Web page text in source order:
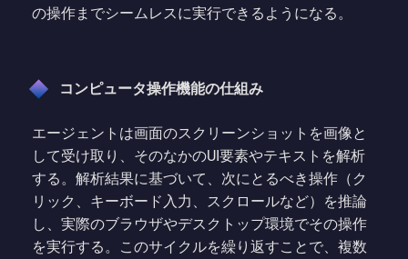
の操作までシームレスに実行できるようになる。
コンピュータ操作機能の仕組み
エージェントは画面のスクリーンショットを画像と
して受け取り、そのなかのUI要素やテキストを解析
する。解析結果に基づいて、次にとるべき操作（ク
リック、キーボード入力、スクロールなど）を推論
し、実際のブラウザやデスクトップ環境でその操作
を実行する。このサイクルを繰り返すことで、複数